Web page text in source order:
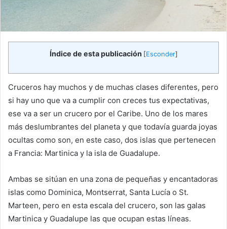
Índice de esta publicación [Esconder]
Cruceros hay muchos y de muchas clases diferentes, pero
si hay uno que va a cumplir con creces tus expectativas,
ese va a ser un crucero por el Caribe. Uno de los mares
más deslumbrantes del planeta y que todavía guarda joyas
ocultas como son, en este caso, dos islas que pertenecen
a Francia: Martinica y la isla de Guadalupe.
Ambas se sitúan en una zona de pequeñas y encantadoras
islas como Dominica, Montserrat, Santa Lucía o St.
Marteen, pero en esta escala del crucero, son las galas
Martinica y Guadalupe las que ocupan estas líneas.